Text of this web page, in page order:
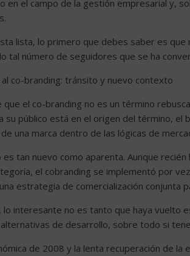
en el campo de la gestión empresarial y,
lista, lo primero que debes saber es
tal número de seguidores que se ha
al co-branding: tránsito y nuevo contexto
que el co-branding no es un término
su público está en el origen del término, el
una marca dentro de las lógicas de
es tan nuevo como aparenta. Aunque
el cobranding se implementó por
estrategia de comercialización conjunta
lo interesante no es tanto que haya vuelto
alternativas de desarrollo, sobre todo si
de 2008 y la lenta recuperación de